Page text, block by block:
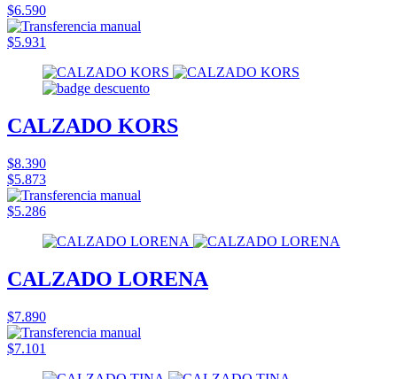
$6.590
$5.931
CALZADO KORS
$8.390
$5.873
$5.286
CALZADO LORENA
$7.890
$7.101